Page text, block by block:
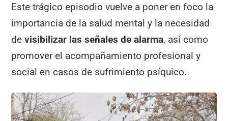
Este trágico episodio vuelve a poner en foco la
importancia de la salud mental y la necesidad
devisibilizar las señales de alarma, así como
promover el acompañamiento profesional y
social en casos de sufrimiento psíquico.